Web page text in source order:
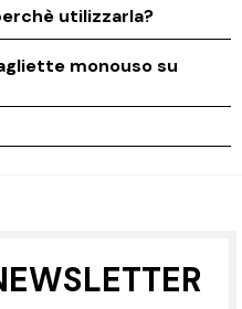
utilizzarla?
monouso su